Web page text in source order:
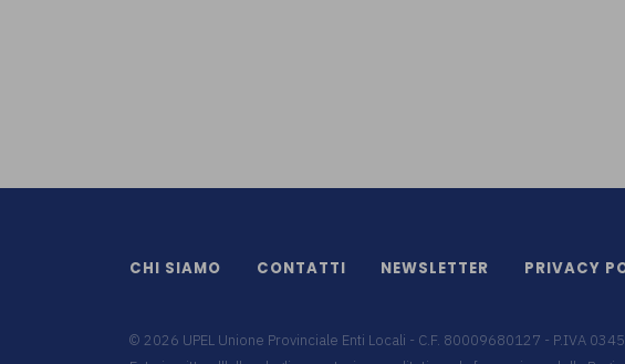
CHI SIAMO CONTATTI NEWSLETTER PRIVACY
© 2026 UPEL Unione Provinciale Enti Locali - C.F. 80009680127 - P.IVA